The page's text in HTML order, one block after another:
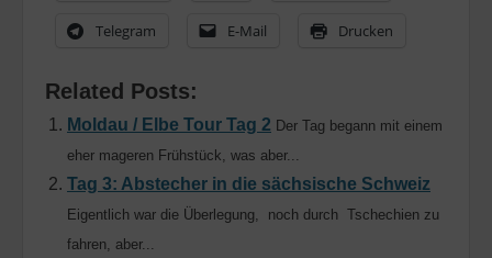
Telegram E-Mail Drucken
Related Posts:
Moldau / Elbe Tour Tag 2 Der Tag begann mit einem
eher mageren Frühstück, was aber...
Tag 3: Abstecher in die sächsische Schweiz
Eigentlich war die Überlegung, noch durch Tschechien zu
fahren, aber...